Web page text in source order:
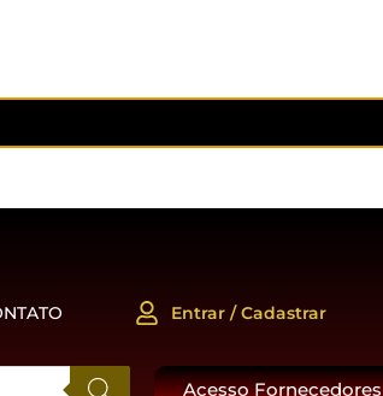
Entrar / Cadastrar
Acesso Fornecedores